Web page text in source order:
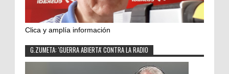
Clica y amplía información
G.ZUMETA: 'GUERRA ABIERTA' CONTRA LA RADIO